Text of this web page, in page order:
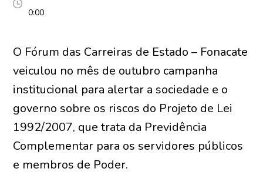
0:00
O Fórum das Carreiras de Estado – Fonacate
veiculou no mês de outubro campanha
institucional para alertar a sociedade e o
governo sobre os riscos do Projeto de Lei
1992/2007, que trata da Previdência
Complementar para os servidores públicos
e membros de Poder.